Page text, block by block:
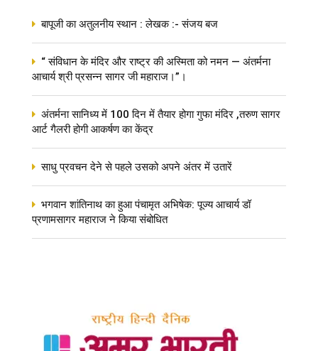
बापूजी का अतुलनीय स्थान : लेखक :- संजय बज
“ संविधान के मंदिर और राष्ट्र की अस्मिता को नमन — अंतर्मना
आचार्य श्री प्रसन्न सागर जी महाराज।”।
अंतर्मना सानिध्य में 100 दिन में तैयार होगा गुफा मंदिर ,तरुण सागर
आर्ट गैलरी होगी आकर्षण का केंद्र
साधु प्रवचन देने से पहले उसको अपने अंतर में उतारें
भगवान शांतिनाथ का हुआ पंचामृत अभिषेक: पूज्य आचार्य डॉ
प्रणामसागर महाराज ने किया संबोधित